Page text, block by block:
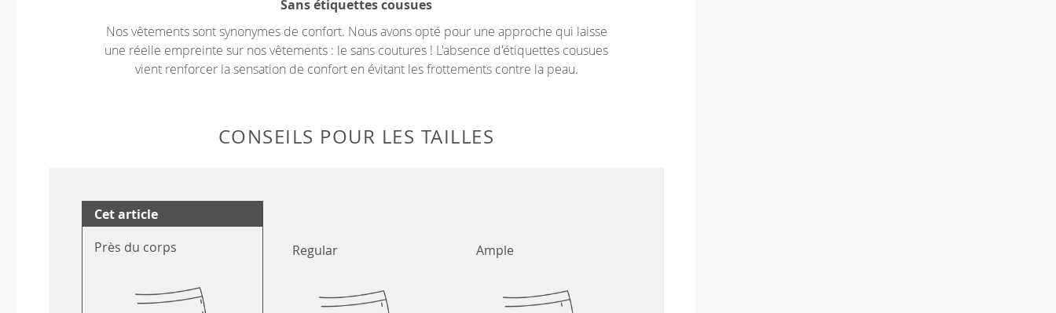
Sans étiquettes cousues
Nos vêtements sont synonymes de confort. Nous avons opté pour une approche qui laisse
une réelle empreinte sur nos vêtements : le sans coutures ! L'absence d'étiquettes cousues
vient renforcer la sensation de confort en évitant les frottements contre la peau.
CONSEILS POUR LES TAILLES
Cet article
Près du corps
Regular Ample